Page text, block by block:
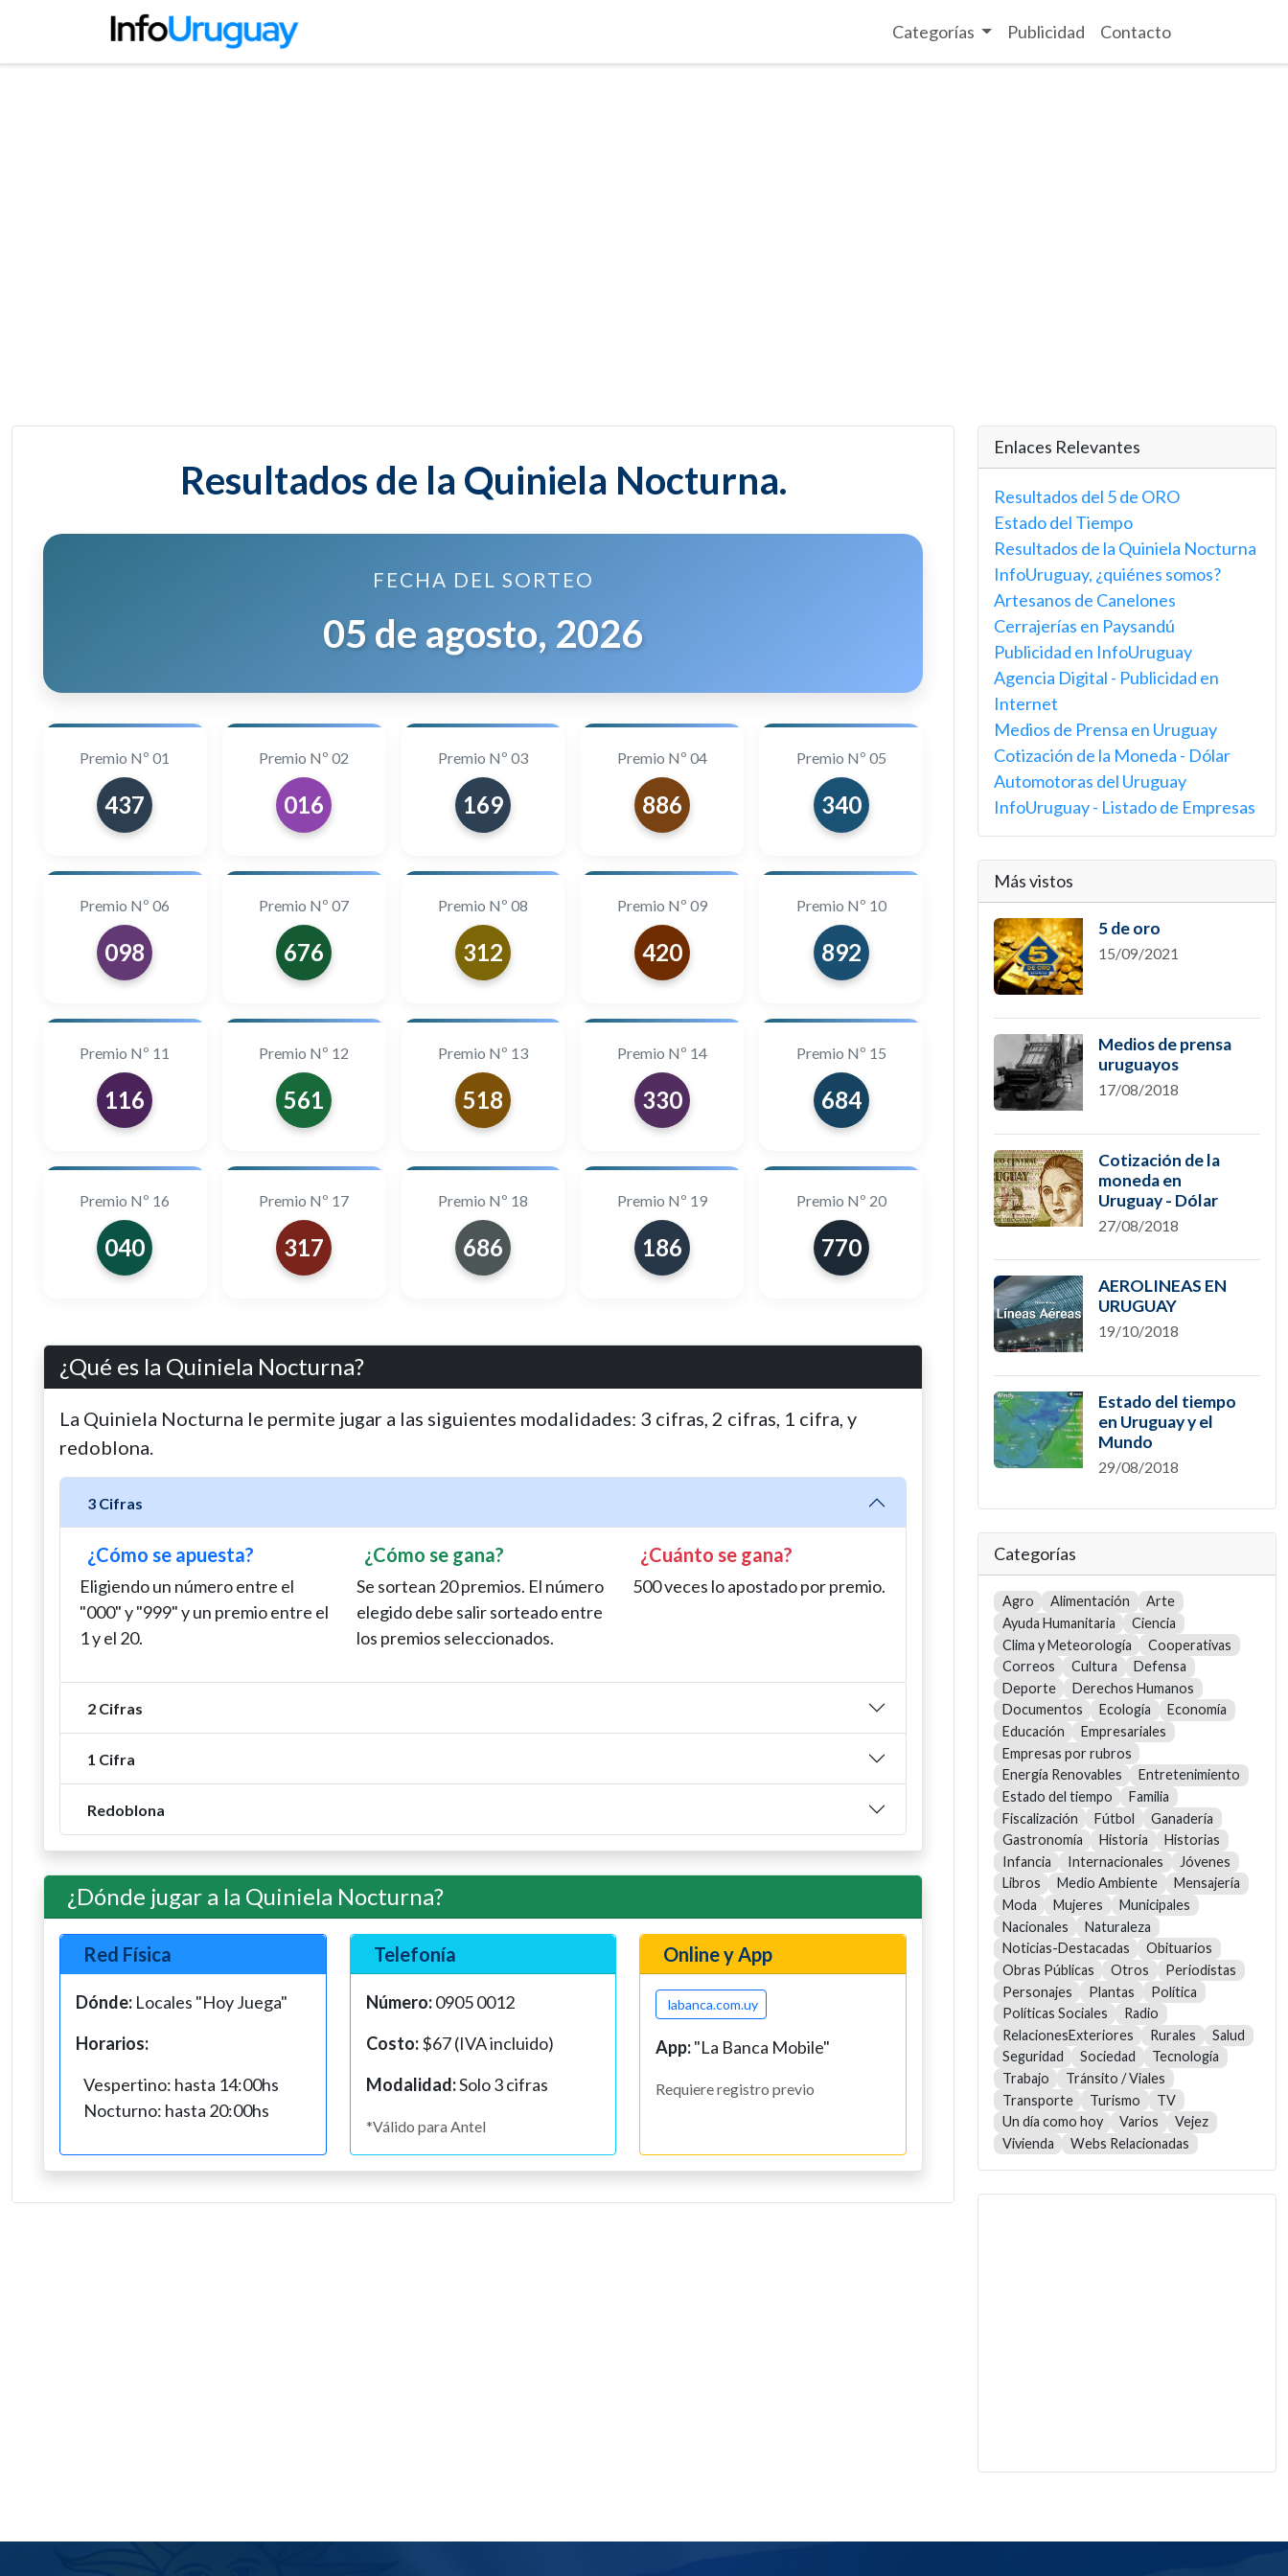
Categorías Publicidad Contacto
Resultados de la Quiniela Nocturna.
FECHA DEL SORTEO
05 de agosto, 2026
Premio Nº 01
437
Premio Nº 02
016
Premio Nº 03
169
Premio Nº 04
886
Premio Nº 05
340
Premio Nº 06
098
Premio Nº 07
676
Premio Nº 08
312
Premio Nº 09
420
Premio Nº 10
892
Premio Nº 11
116
Premio Nº 12
561
Premio Nº 13
518
Premio Nº 14
330
Premio Nº 15
684
Premio Nº 16
040
Premio Nº 17
317
Premio Nº 18
686
Premio Nº 19
186
Premio Nº 20
770
¿Qué es la Quiniela Nocturna?
La Quiniela Nocturna le permite jugar a las siguientes modalidades: 3 cifras, 2 cifras, 1 cifra, y
redoblona.
3 Cifras
¿Cómo se apuesta?
Eligiendo un número entre el
"000" y "999" y un premio entre el
1 y el 20.
¿Cómo se gana?
Se sortean 20 premios. El número
elegido debe salir sorteado entre
los premios seleccionados.
¿Cuánto se gana?
500 veces lo apostado por premio.
2 Cifras
1 Cifra
Redoblona
¿Dónde jugar a la Quiniela Nocturna?
Red Física
Dónde: Locales "Hoy Juega"
Horarios:
Vespertino: hasta 14:00hs
Nocturno: hasta 20:00hs
Telefonía
Número:0905 0012
Costo:$67 (IVA incluido)
Modalidad:Solo 3 cifras
*Válido para Antel
Online y App
labanca.com.uy
App:"La Banca Mobile"
Requiere registro previo
Enlaces Relevantes
Resultados del 5 de ORO
Estado del Tiempo
Resultados de la Quiniela Nocturna
InfoUruguay, ¿quiénes somos?
Artesanos de Canelones
Cerrajerías en Paysandú
Publicidad en InfoUruguay
Agencia Digital - Publicidad en
Internet
Medios de Prensa en Uruguay
Cotización de la Moneda - Dólar
Automotoras del Uruguay
InfoUruguay - Listado de Empresas
Más vistos
5 de oro
15/09/2021
Medios de prensa
uruguayos
17/08/2018
Cotización de la
moneda en
Uruguay - Dólar
27/08/2018
AEROLINEAS EN
URUGUAY
19/10/2018
Estado del tiempo
en Uruguay y el
Mundo
29/08/2018
Categorías
Agro Alimentación
Arte
Ayuda Humanitaria
Ciencia
Clima y Meteorología
Cooperativas
Correos
Cultura
Defensa
Deporte
Derechos Humanos
Documentos
Ecología
Economía
Educación
Empresariales
Empresas por rubros
Energía Renovables
Entretenimiento
Estado del tiempo
Familia
Fiscalización
Fútbol
Ganadería
Gastronomía
Historia
Historias
Infancia
Internacionales
Jóvenes
Libros
Medio Ambiente
Mensajería
Moda
Mujeres
Municipales
Nacionales
Naturaleza
Noticias-Destacadas
Obituarios
Obras Públicas
Otros
Periodistas
Personajes
Plantas
Política
Políticas Sociales
Radio
RelacionesExteriores
Rurales
Salud
Seguridad
Sociedad
Tecnología
Trabajo
Tránsito / Viales
Transporte
Turismo
TV
Un día como hoy
Varios
Vejez
Vivienda
Webs Relacionadas